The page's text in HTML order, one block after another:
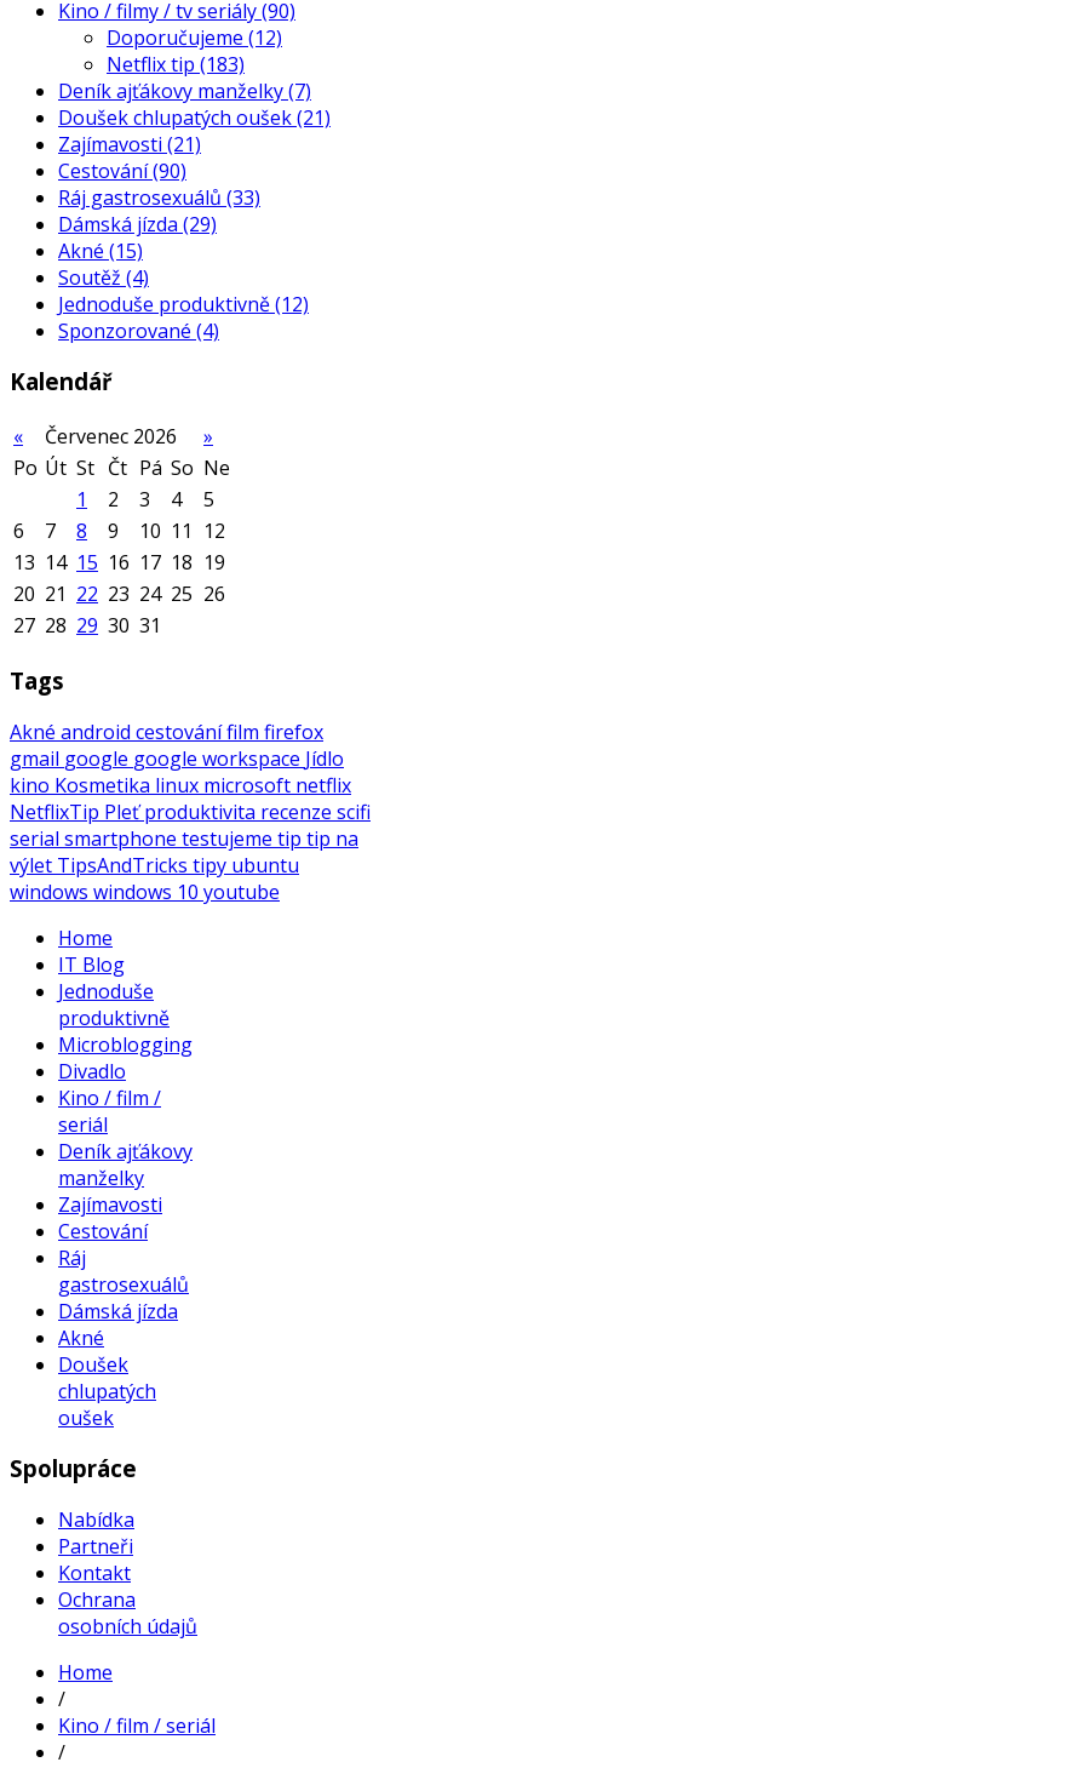
Kino / filmy / tv seriály(90)
Doporučujeme (12)
Netflix tip (183)
Deník ajťákovy manželky(7)
Doušek chlupatých oušek(21)
Zajímavosti (21)
Cestování(90)
Ráj gastrosexuálů (33)
Dámská jízda (29)
Akné (15)
Soutěž (4)
Jednoduše produktivně(12)
Sponzorované (4)
Kalendář
« Červenec 2026
»
Po Út St Čt Pá So Ne
1
2 3 4
5
6
7 8 9 10 11
12
13 14 15 16 17 18 19
20 21 22 23 24 25 26
27 28 29 30 31
Tags
Akné android cestovánífilm firefox
gmail google google workspace Jídlo
kino Kosmetika linux microsoft netflix
NetflixTip Pleťproduktivita recenze scifi
serial smartphone testujeme tip tip na
výlet TipsAndTricks tipy ubuntu
windows windows 10 youtube
Home
IT Blog
Jednoduše
produktivně
Microblogging
Divadlo
Kino / film /
seriál
Deník ajťákovy
manželky
Zajímavosti
Cestování
Ráj
gastrosexuálů
Dámská jízda
Akné
Doušek
chlupatých
oušek
Spolupráce
Nabídka
Partneři
Kontakt
Ochrana
osobních údajů
Home
/
Kino / film / seriál
/